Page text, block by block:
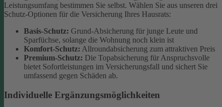
Leistungsumfang bestimmen Sie selbst. Wählen Sie aus unseren drei
Schutz-Optionen für die Versicherung Ihres Hausrats:
Basis-Schutz: Grund-Absicherung für junge Leute und
Sparfüchse, solange die Wohnung noch klein ist
Komfort-Schutz: Allroundabsicherung zum attraktiven Preis
Premium-Schutz: Die Topabsicherung für Anspruchsvolle
bietet Sofortleistungen im Versicherungsfall und sichert Sie
umfassend gegen Schäden ab.
Individuelle Ergänzungsmöglichkeiten